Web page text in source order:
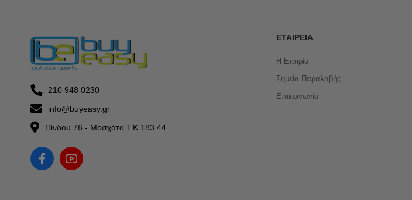
210 948 0230
info@buyeasy.gr
Πίνδου 76 - Μοσχάτο Τ.Κ 183 44
ΕΤΑΙΡΕΊΑ
Η Εταιρία
Σημεία Παραλαβής
Επικοινωνία